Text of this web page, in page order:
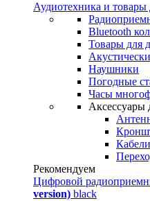
Аудиотехника и товары
Bluetooth
Товары для
Наушники
Погодные
Часы
Аксессуары
Рекомендуем
Цифровой
version) black